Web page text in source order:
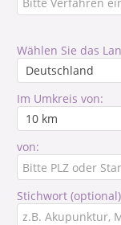
Wählen Sie das
Im Umkreis von:
von:
Stichwort